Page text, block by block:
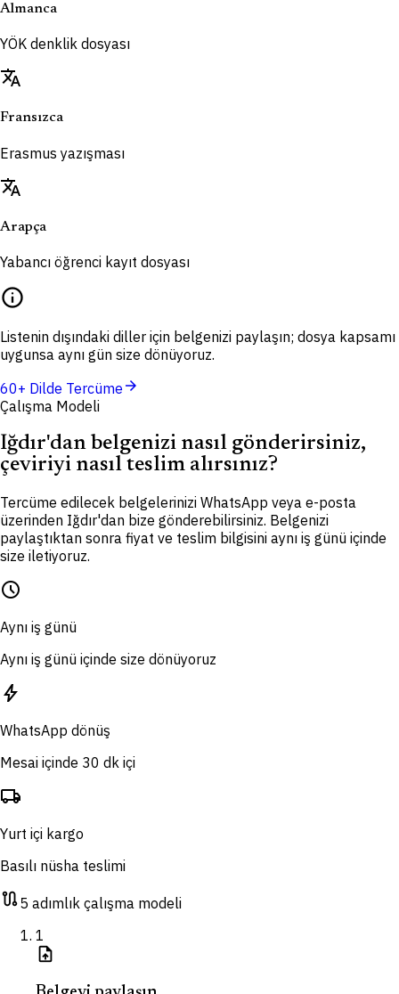
Almanca
YÖK denklik dosyası
translate
Fransızca
Erasmus yazışması
translate
Arapça
Yabancı öğrenci kayıt dosyası
info
Listenin dışındaki diller için belgenizi paylaşın; dosya kapsamı
uygunsa aynı gün size dönüyoruz.
60+ Dilde Tercüme arrow_forward
Çalışma Modeli
Iğdır'dan belgenizi nasıl gönderirsiniz,
çeviriyi nasıl teslim alırsınız?
Tercüme edilecek belgelerinizi WhatsApp veya e-posta
üzerinden Iğdır'dan bize gönderebilirsiniz. Belgenizi
paylaştıktan sonra fiyat ve teslim bilgisini aynı iş günü içinde
size iletiyoruz.
schedule
Aynı iş günü
Aynı iş günü içinde size dönüyoruz
bolt
WhatsApp dönüş
Mesai içinde 30 dk içi
local_shipping
Yurt içi kargo
Basılı nüsha teslimi
route5 adımlık çalışma modeli
1
upload_file